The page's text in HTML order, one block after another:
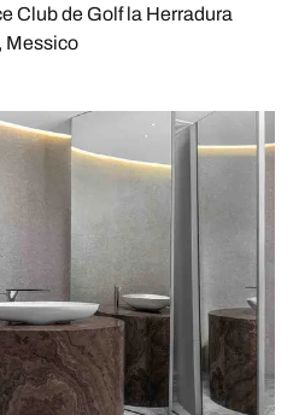
Club de Golf la Herradura
Messico